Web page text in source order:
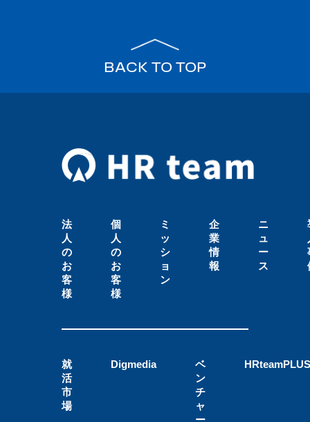
BACK TO TOP
法
人
の
お
客
様
個
人
の
お
客
様
ミ
ッ
シ
ョ
ン
企
業
情
報
ニ
ュ
ー
ス
就
活
市
場
Digmedia
ベ
ン
チ
ャ
HRteamPLUS